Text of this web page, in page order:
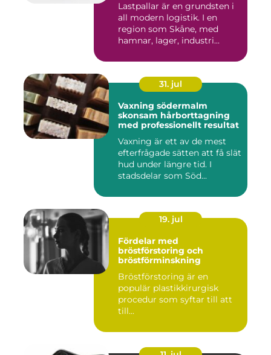
Lastpallar är en grundsten i
all modern logistik. I en
region som Skåne, med
hamnar, lager, industri...
31. jul
Vaxning södermalm
skonsam hårborttagning
med professionellt resultat
Vaxning är ett av de mest
efterfrågade sätten att få slät
hud under längre tid. I
stadsdelar som Söd...
19. jul
Fördelar med
bröstförstoring och
bröstförminskning
Bröstförstoring är en
populär plastikkirurgisk
procedur som syftar till att
till...